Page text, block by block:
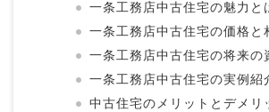
一条工務店中古住宅の魅力と
一条工務店中古住宅の価格と
一条工務店中古住宅の将来の
一条工務店中古住宅の実例紹
中古住宅のメリットとデメリ